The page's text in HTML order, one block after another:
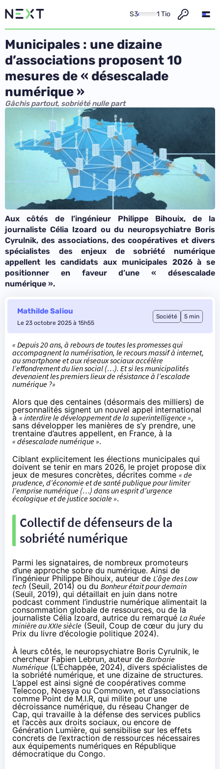
S3 1 Tio
Municipales : une dizaine
d’associations proposent 10
mesures de « désescalade
numérique »
Gâchis partout, sobriété nulle part
Aux côtés de l’ingénieur Philippe Bihouix, de la
journaliste Célia Izoard ou du neuropsychiatre Boris
Cyrulnik, des associations, des coopératives et divers
spécialistes des enjeux de sobriété numérique
appellent les candidats aux municipales 2026 à se
positionner en faveur d’une « désescalade
numérique ».
Mathilde Saliou
Le 23 octobre 2025 à 15h55
Société 5 min
« Depuis 20 ans, à rebours de toutes les promesses qui
accompagnent la numérisation, le recours massif à internet,
au smartphone et aux réseaux sociaux accélère
l’effondrement du lien social (…). Et si les municipalités
devenaient les premiers lieux de résistance à l’escalade
numérique ?»
Alors que des centaines (désormais des milliers) de
personnalités signent un nouvel appel international
à «interdire le développement de la superintelligence»,
sans développer les manières de s’y prendre, une
trentaine d’autres appellent, en France, à la
« désescalade numérique ».
Ciblant explicitement les élections municipales qui
doivent se tenir en mars 2026, le projet propose dix
jeux de mesures concrètes, décrites comme « de
prudence, d’économie et de santé publique pour limiter
l’emprise numérique (…) dans un esprit d’urgence
écologique et de justice sociale ».
Collectif de défenseurs de la
sobriété numérique
Parmi les signataires, de nombreux promoteurs
d’une approche sobre du numérique. Ainsi de
l’ingénieur Philippe Bihouix, auteur de L’âge des Low
tech (Seuil, 2014) ou du Bonheur était pour demain
(Seuil, 2019), qui détaillait en juin dans notre
podcast comment l’industrie numérique alimentait la
consommation globale de ressources, ou de la
journaliste Célia Izoard, autrice du remarqué La Ruée
minière au XXIe siècle (Seuil, Coup de cœur du jury du
Prix du livre d’écologie politique 2024).
À leurs côtés, le neuropsychiatre Boris Cyrulnik, le
chercheur Fabien Lebrun, auteur de Barbarie
Numérique (L’Échappée, 2024), divers spécialistes de
la sobriété numérique, et une dizaine de structures.
L’appel est ainsi signé de coopératives comme
Telecoop, Noesya ou Commown, et d’associations
comme Point de M.I.R, qui milite pour une
décroissance numérique, du réseau Changer de
Cap, qui travaille à la défense des services publics
et l’accès aux droits sociaux, ou encore de
Génération Lumière, qui sensibilise sur les effets
concrets de l’extraction de ressources nécessaires
aux équipements numériques en République
démocratique du Congo.